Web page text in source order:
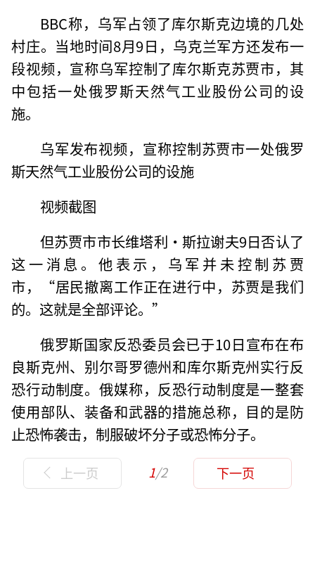
BBC称，乌军占领了库尔斯克边境的几处
村庄。当地时间8月9日，乌克兰军方还发布一
段视频，宣称乌军控制了库尔斯克苏贾市，其
中包括一处俄罗斯天然气工业股份公司的设
施。
乌军发布视频，宣称控制苏贾市一处俄罗
斯天然气工业股份公司的设施
视频截图
但苏贾市市长维塔利·斯拉谢夫9日否认了
这一消息。他表示，乌军并未控制苏贾
市，“居民撤离工作正在进行中，苏贾是我们
的。这就是全部评论。”
俄罗斯国家反恐委员会已于10日宣布在布
良斯克州、别尔哥罗德州和库尔斯克州实行反
恐行动制度。俄媒称，反恐行动制度是一整套
使用部队、装备和武器的措施总称，目的是防
止恐怖袭击，制服破坏分子或恐怖分子。
上一页 1/2 下一页